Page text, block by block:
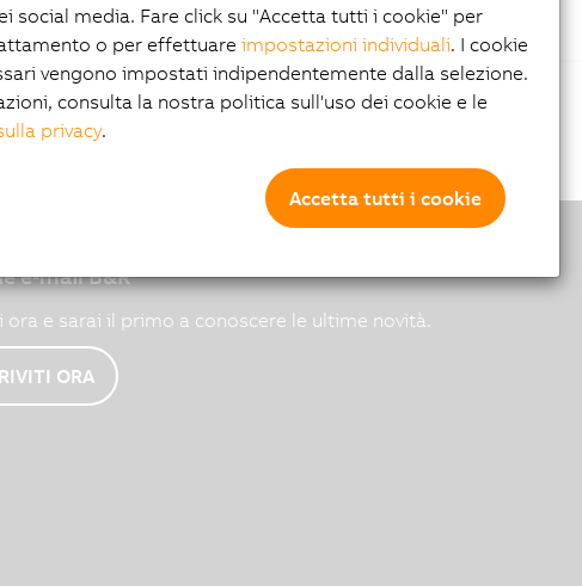
Hai dimenticato la password?
e-mail B&R
ora e sarai il primo a conoscere le ultime novità.
ORA
social media. Fare click su "Accetta tutti i cookie" per
o per effettuare impostazioni individuali. I cookie
vengono impostati indipendentemente dalla selezione.
consulta la nostra politica sull'uso dei cookie e le
privacy.
Accetta tutti i cookie